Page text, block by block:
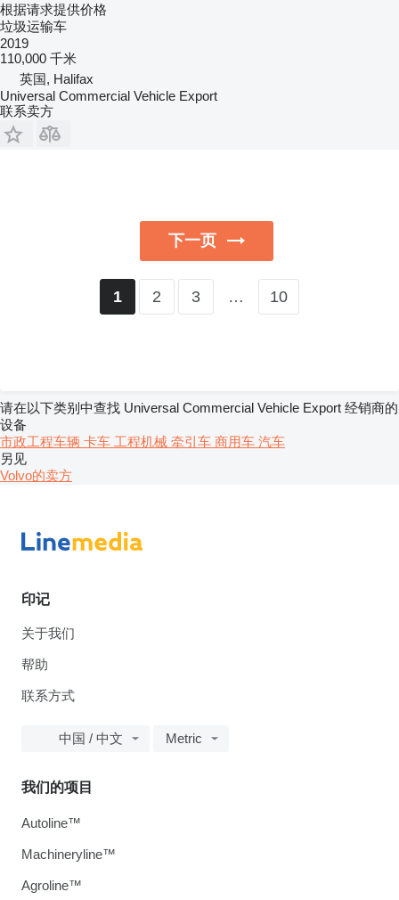
根据请求提供价格
垃圾运输车
2019
110,000 千米
英国, Halifax
Universal Commercial Vehicle Export
联系卖方
下一页
1 2 3 … 10
请在以下类别中查找 Universal Commercial Vehicle Export 经销商的
设备
市政工程车辆 卡车 工程机械 牵引车 商用车 汽车
另见
Volvo的卖方
印记
关于我们
帮助
联系方式
中国 / 中文 Metric
我们的项目
Autoline™
Machineryline™
Agroline™